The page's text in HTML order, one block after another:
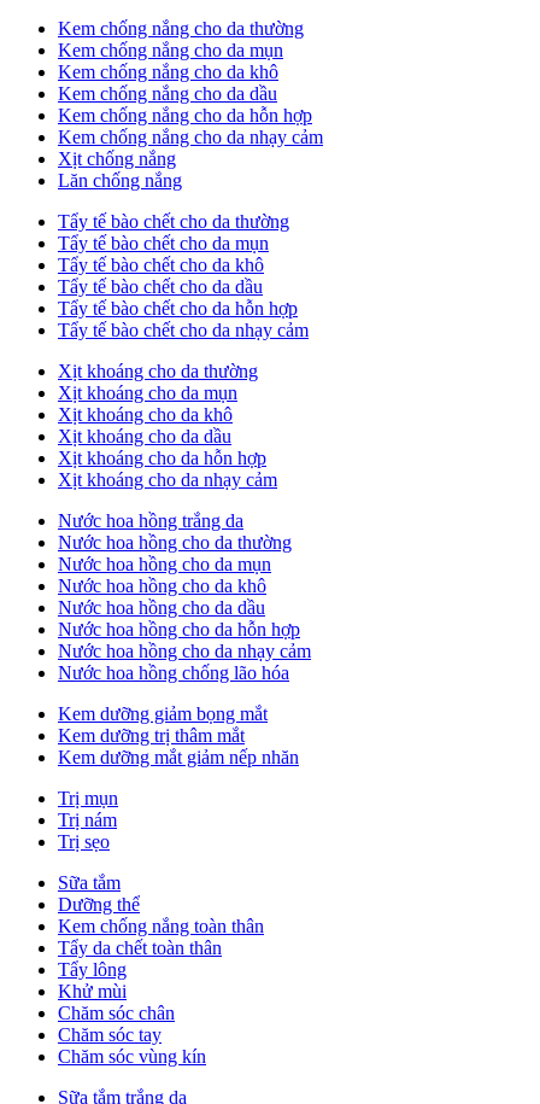
Kem chống nắng cho da thường
Kem chống nắng cho da mụn
Kem chống nắng cho da khô
Kem chống nắng cho da dầu
Kem chống nắng cho da hỗn hợp
Kem chống nắng cho da nhạy cảm
Xịt chống nắng
Lăn chống nắng
Tẩy tế bào chết cho da thường
Tẩy tế bào chết cho da mụn
Tẩy tế bào chết cho da khô
Tẩy tế bào chết cho da dầu
Tẩy tế bào chết cho da hỗn hợp
Tẩy tế bào chết cho da nhạy cảm
Xịt khoáng cho da thường
Xịt khoáng cho da mụn
Xịt khoáng cho da khô
Xịt khoáng cho da dầu
Xịt khoáng cho da hỗn hợp
Xịt khoáng cho da nhạy cảm
Nước hoa hồng trắng da
Nước hoa hồng cho da thường
Nước hoa hồng cho da mụn
Nước hoa hồng cho da khô
Nước hoa hồng cho da dầu
Nước hoa hồng cho da hỗn hợp
Nước hoa hồng cho da nhạy cảm
Nước hoa hồng chống lão hóa
Kem dưỡng giảm bọng mắt
Kem dưỡng trị thâm mắt
Kem dưỡng mắt giảm nếp nhăn
Trị mụn
Trị nám
Trị sẹo
Sữa tắm
Dưỡng thể
Kem chống nắng toàn thân
Tẩy da chết toàn thân
Tẩy lông
Khử mùi
Chăm sóc chân
Chăm sóc tay
Chăm sóc vùng kín
Sữa tắm trắng da